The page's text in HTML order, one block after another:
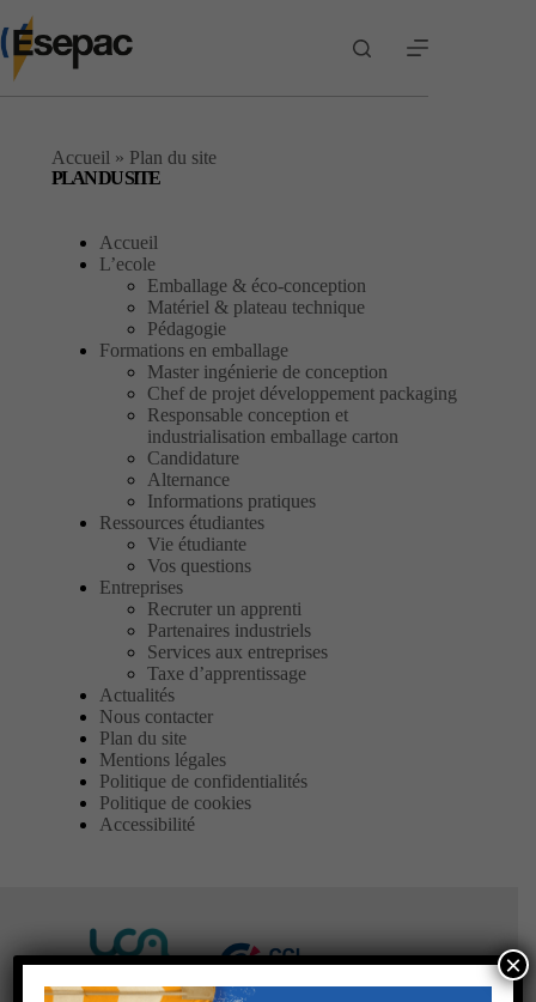
au
contenu
Accueil » Plan du site
PLAN DU SITE
Accueil
L’ecole
Emballage & éco-conception
Matériel & plateau technique
Pédagogie
Formations en emballage
Master ingénierie de conception
Chef de projet développement packaging
Responsable conception et
industrialisation emballage carton
Candidature
Alternance
Informations pratiques
Ressources étudiantes
Vie étudiante
Vos questions
Entreprises
Recruter un apprenti
Partenaires industriels
Services aux entreprises
Taxe d’apprentissage
Actualités
Nous contacter
Plan du site
Mentions légales
Politique de confidentialités
Politique de cookies
Accessibilité
×